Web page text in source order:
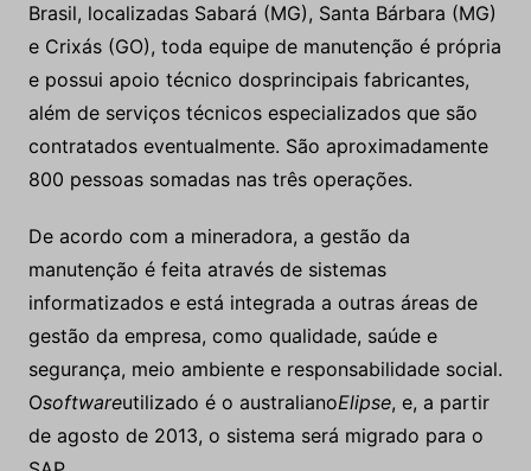
Brasil, localizadas Sabará (MG), Santa Bárbara (MG)
e Crixás (GO), toda equipe de manutenção é própria
e possui apoio técnico dosprincipais fabricantes,
além de serviços técnicos especializados que são
contratados eventualmente. São aproximadamente
800 pessoas somadas nas três operações.
De acordo com a mineradora, a gestão da
manutenção é feita através de sistemas
informatizados e está integrada a outras áreas de
gestão da empresa, como qualidade, saúde e
segurança, meio ambiente e responsabilidade social.
Osoftwareutilizado é o australianoElipse, e, a partir
de agosto de 2013, o sistema será migrado para o